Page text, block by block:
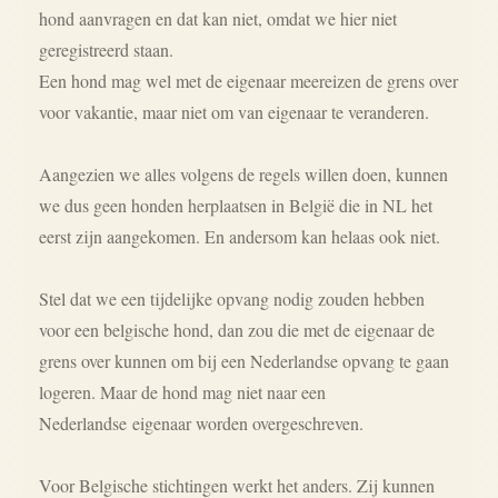
hond aanvragen en dat kan niet, omdat we hier niet
geregistreerd staan.
Een hond mag wel met de eigenaar meereizen de grens over
voor vakantie, maar niet om van eigenaar te veranderen.
Aangezien we alles volgens de regels willen doen, kunnen
we dus geen honden herplaatsen in België die in NL het
eerst zijn aangekomen. En andersom kan helaas ook niet.
Stel dat we een tijdelijke opvang nodig zouden hebben
voor een belgische hond, dan zou die met de eigenaar de
grens over kunnen om bij een Nederlandse opvang te gaan
logeren. Maar de hond mag niet naar een
Nederlandse eigenaar worden overgeschreven.
Voor Belgische stichtingen werkt het anders. Zij kunnen